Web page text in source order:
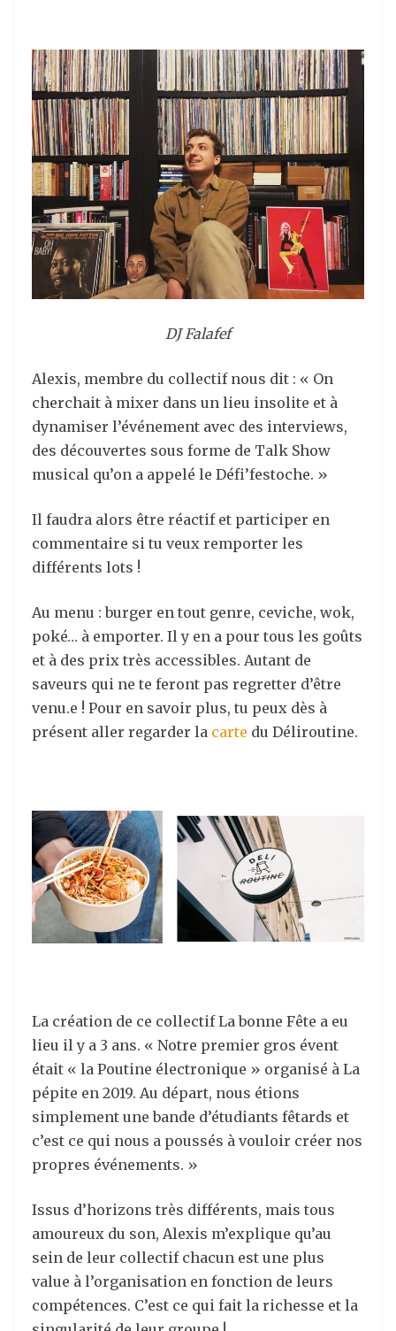
DJ Falafef
Alexis, membre du collectif nous dit : « On
cherchait à mixer dans un lieu insolite et à
dynamiser l’événement avec des interviews,
des découvertes sous forme de Talk Show
musical qu’on a appelé le Défi’festoche. »
Il faudra alors être réactif et participer en
commentaire si tu veux remporter les
différents lots !
Au menu : burger en tout genre, ceviche, wok,
poké… à emporter. Il y en a pour tous les goûts
et à des prix très accessibles. Autant de
saveurs qui ne te feront pas regretter d’être
venu.e ! Pour en savoir plus, tu peux dès à
présent aller regarder la carte du Déliroutine.
La création de ce collectif La bonne Fête a eu
lieu il y a 3 ans. « Notre premier gros évent
était « la Poutine électronique » organisé à La
pépite en 2019. Au départ, nous étions
simplement une bande d’étudiants fêtards et
c’est ce qui nous a poussés à vouloir créer nos
propres événements. »
Issus d’horizons très différents, mais tous
amoureux du son, Alexis m’explique qu’au
sein de leur collectif chacun est une plus
value à l’organisation en fonction de leurs
compétences. C’est ce qui fait la richesse et la